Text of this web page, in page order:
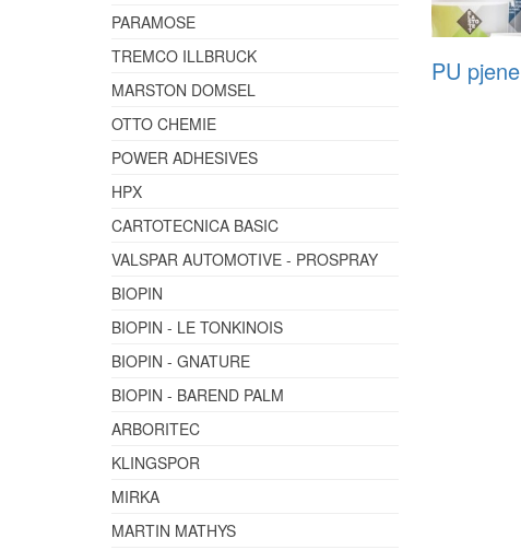
PARAMOSE
TREMCO ILLBRUCK
MARSTON DOMSEL
OTTO CHEMIE
POWER ADHESIVES
HPX
CARTOTECNICA BASIC
VALSPAR AUTOMOTIVE - PROSPRAY
BIOPIN
BIOPIN - LE TONKINOIS
BIOPIN - GNATURE
BIOPIN - BAREND PALM
ARBORITEC
KLINGSPOR
MIRKA
MARTIN MATHYS
PU pjene